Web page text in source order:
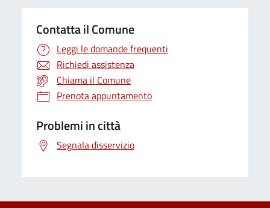
Contatta il Comune
Leggi le domande frequenti
Richiedi assistenza
Chiama il Comune
Prenota appuntamento
Problemi in città
Segnala disservizio